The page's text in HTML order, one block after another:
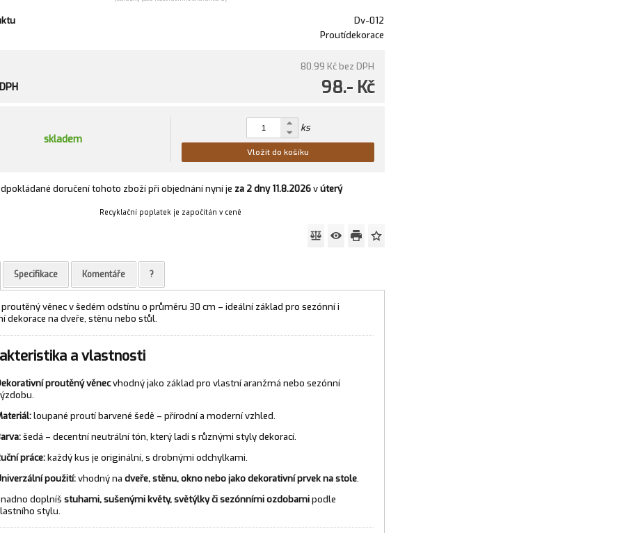
Dv-012
Proutídekorace
80.99 Kčbez DPH
98.- Kč
skladem
ks
Vložit do košíku
doručení tohoto zboží při objednání nyní je za 2 dny11.8.2026vúterý
Recyklační poplatek je započítán v ceně
Specifikace Komentáře ?
věnec v šedém odstínu o průměru 30 cm – ideální základ pro sezónní i
dekorace na dveře, stěnu nebo stůl.
a vlastnosti
proutěný věnecvhodný jako základ pro vlastní aranžmá nebo sezónní
loupané proutí barvené šedě – přírodní a moderní vzhled.
šedá – decentní neutrální tón, který ladí s různými styly dekorací.
práce:každý kus je originální, s drobnými odchylkami.
použití:vhodný na dveře, stěnu, okno nebo jako dekorativní prvek na stole.
doplníš stuhami, sušenými květy, světýlky či sezónními ozdobamipodle
stylu.